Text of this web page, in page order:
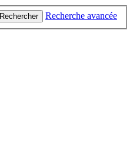
Rechercher
Recherche avancée